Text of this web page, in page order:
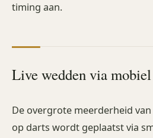
timing aan.
Live wedden via mobiel
De overgrote meerderheid
op darts wordt geplaatst via